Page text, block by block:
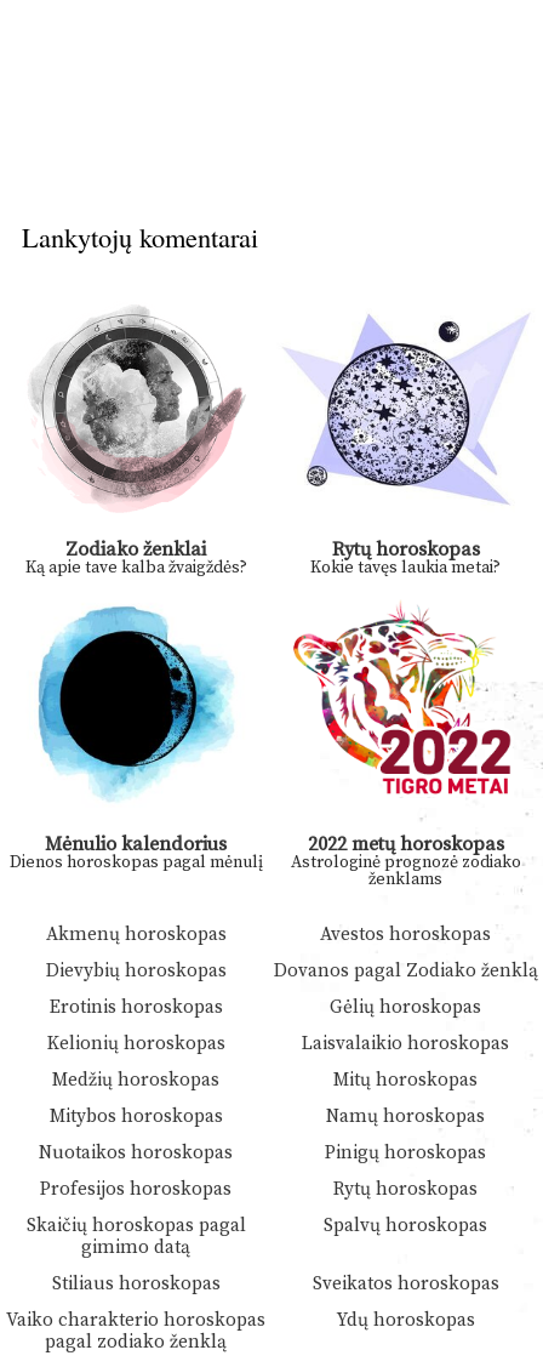
Lankytojų komentarai
Zodiako ženklai
Ką apie tave kalba žvaigždės?
Rytų horoskopas
Kokie tavęs laukia metai?
Mėnulio kalendorius
Dienos horoskopas pagal mėnulį
2022 metų horoskopas
Astrologinė prognozė zodiako
ženklams
Akmenų horoskopas
Avestos horoskopas
Dievybių horoskopas
Dovanos pagal Zodiako ženklą
Erotinis horoskopas
Gėlių horoskopas
Kelionių horoskopas
Laisvalaikio horoskopas
Medžių horoskopas
Mitų horoskopas
Mitybos horoskopas
Namų horoskopas
Nuotaikos horoskopas
Pinigų horoskopas
Profesijos horoskopas
Rytų horoskopas
Skaičių horoskopas pagal
gimimo datą
Spalvų horoskopas
Stiliaus horoskopas
Sveikatos horoskopas
Vaiko charakterio horoskopas
pagal zodiako ženklą
Ydų horoskopas